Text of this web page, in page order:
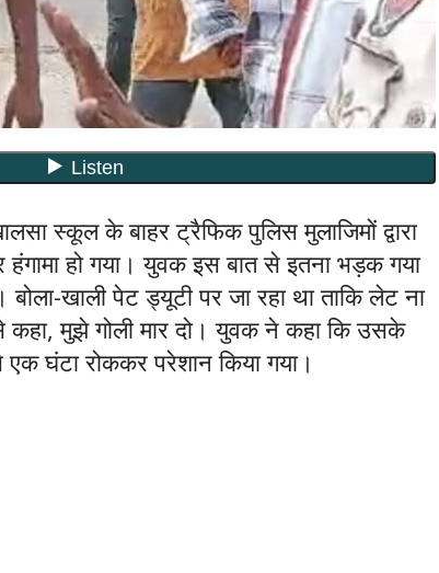
स्कूल के बाहर ट्रैफिक पुलिस मुलाजिमों द्वारा
हो गया। युवक इस बात से इतना भड़क गया
बोला-खाली पेट ड्यूटी पर जा रहा था ताकि लेट ना
मुझे गोली मार दो। युवक ने कहा कि उसके
घंटा रोककर परेशान किया गया।